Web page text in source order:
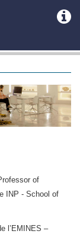
of
INP - School of
l’EMINES –